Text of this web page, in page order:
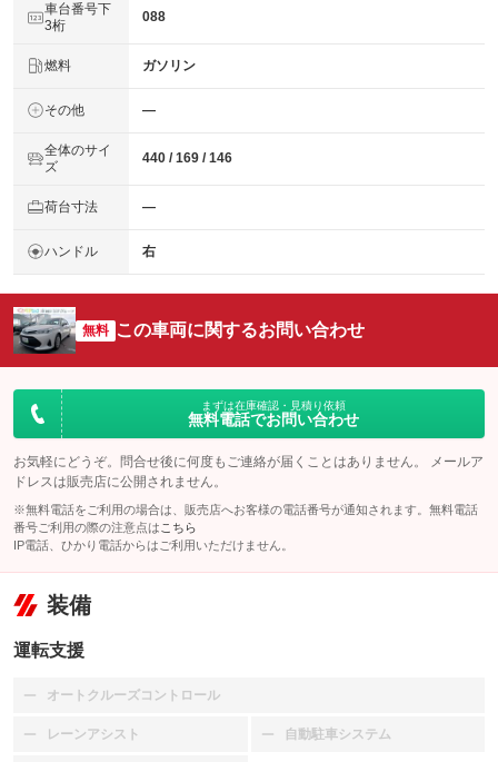
車台番号下
3桁
088
燃料 ガソリン
その他 ―
全体のサイ
ズ
440 / 169 / 146
荷台寸法 ―
ハンドル 右
無料 この車両に関するお問い合わせ
まずは在庫確認・見積り依頼
無料電話でお問い合わせ
お気軽にどうぞ。問合せ後に何度もご連絡が届くことはありません。 メールア
ドレスは販売店に公開されません。
※無料電話をご利用の場合は、販売店へお客様の電話番号が通知されます。無料電話
番号ご利用の際の注意点は こちら
IP電話、ひかり電話からはご利用いただけません。
装備
運転支援
オートクルーズコントロール
：装備なし
レーンアシスト
：装備なし 自動駐車システム
：装備なし